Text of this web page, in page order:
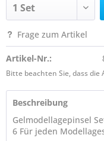
Frage zum Artikel
Artikel-Nr.:
Bitte beachten Sie, dass
Beschreibung
Gelmodellagepinsel
6 Für jeden